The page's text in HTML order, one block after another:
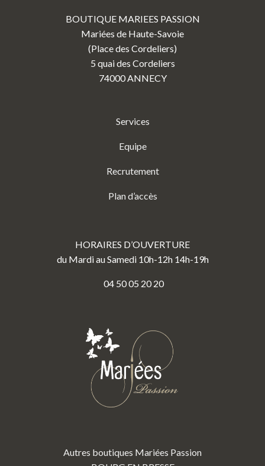
BOUTIQUE MARIEES PASSION
Mariées de Haute-Savoie
(Place des Cordeliers)
5 quai des Cordeliers
74000 ANNECY
Services
Equipe
Recrutement
Plan d’accès
HORAIRES D’OUVERTURE
du Mardi au Samedi 10h-12h 14h-19h
04 50 05 20 20
Autres boutiques Mariées Passion